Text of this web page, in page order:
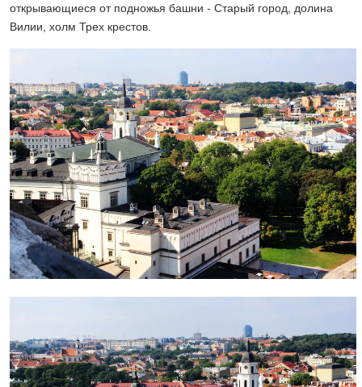
открывающиеся от подножья башни - Старый город, долина
Вилии, холм Трех крестов.